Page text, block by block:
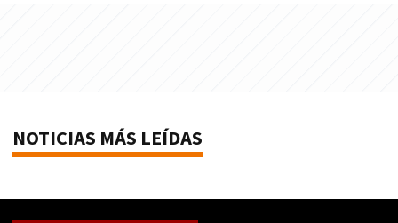
NOTICIAS MÁS LEÍDAS